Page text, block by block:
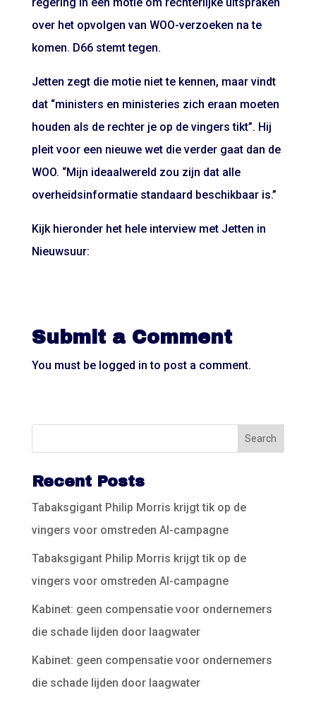
over het opvolgen van WOO-verzoeken na te
komen. D66 stemt tegen.
Jetten zegt die motie niet te kennen, maar vindt
dat “ministers en ministeries zich eraan moeten
houden als de rechter je op de vingers tikt”. Hij
pleit voor een nieuwe wet die verder gaat dan de
WOO. “Mijn ideaalwereld zou zijn dat alle
overheidsinformatie standaard beschikbaar is.”
Kijk hieronder het hele interview met Jetten in
Nieuwsuur:
Submit a Comment
You must be logged in to post a comment.
Recent Posts
Tabaksgigant Philip Morris krijgt tik op de
vingers voor omstreden AI-campagne
Tabaksgigant Philip Morris krijgt tik op de
vingers voor omstreden AI-campagne
Kabinet: geen compensatie voor ondernemers
die schade lijden door laagwater
Kabinet: geen compensatie voor ondernemers
die schade lijden door laagwater